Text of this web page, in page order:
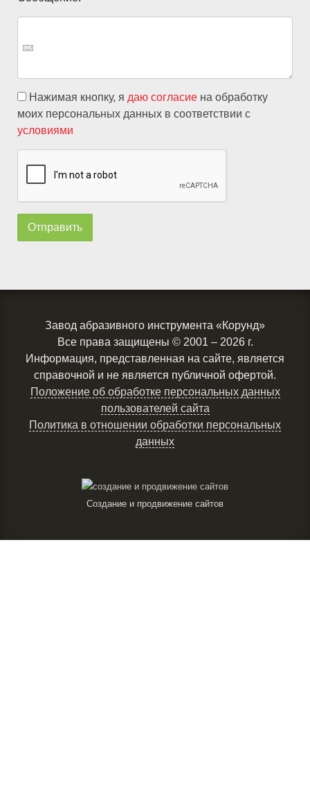
Нажимая кнопку, я даю согласие на обработку
моих персональных данных в соответствии с
условиями
Завод абразивного инструмента «Корунд»
Все права защищены © 2001 – 2026 г.
Информация, представленная на сайте, является
справочной и не является публичной офертой.
Положение об обработке персональных данных
пользователей сайта
Политика в отношении обработки персональных
данных
Создание и продвижение сайтов